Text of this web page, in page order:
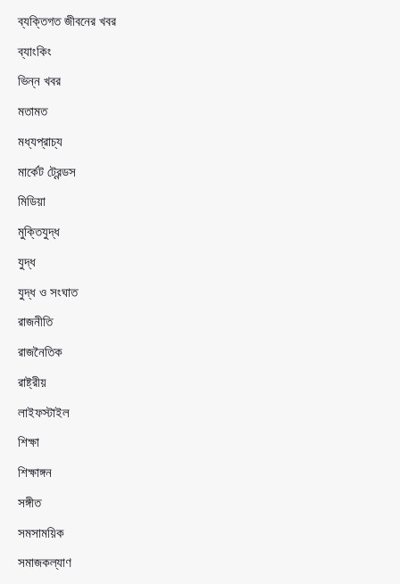
ব্যক্তিগত জীবনের খবর
ব্যাংকিং
ভিন্ন খবর
মতামত
মধ্যপ্রাচ্য
মার্কেট ট্রেন্ডস
মিডিয়া
মুক্তিযুদ্ধ
যুদ্ধ
যুদ্ধ ও সংঘাত
রাজনীতি
রাজনৈতিক
রাষ্ট্রীয়
লাইফস্টাইল
শিক্ষা
শিক্ষাঙ্গন
সঙ্গীত
সমসাময়িক
সমাজকল্যাণ